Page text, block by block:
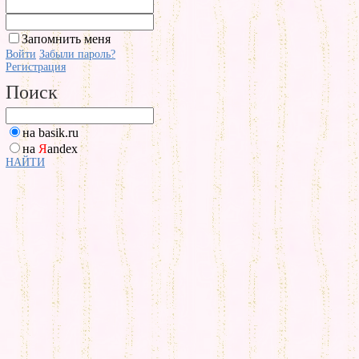
Запомнить меня
Войти Забыли пароль?
Регистрация
Поиск
на basik.ru
на Яandex
НАЙТИ